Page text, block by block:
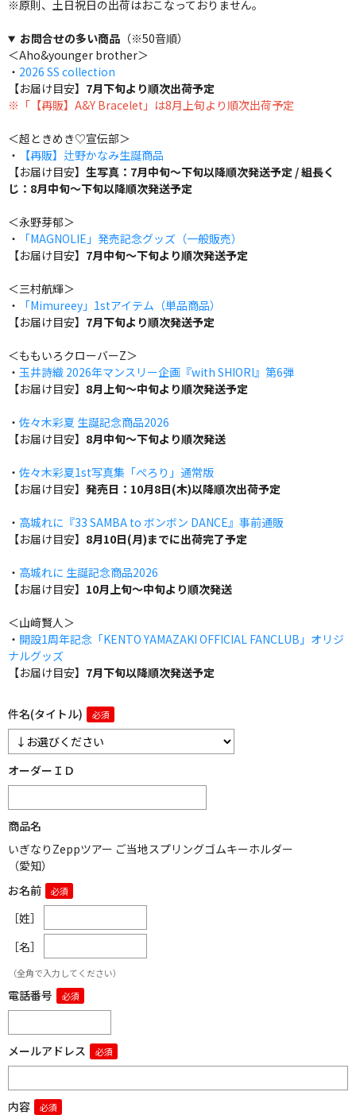
※原則、土日祝日の出荷はおこなっておりません。
お問合せの多い商品（※50音順）
＜Aho&younger brother＞
・ 2026 SS collection
【お届け目安】 7月下旬より順次出荷予定
※「【再販】A&Y Bracelet」は8月上旬より順次出荷予定
＜超ときめき♡宣伝部＞
・
【再販】辻野かなみ生誕商品
【お届け目安】 生写真：7月中旬～下旬以降順次発送予定 / 組長く
じ：8月中旬～下旬以降順次発送予定
＜永野芽郁＞
・
「MAGNOLIE」発売記念グッズ（一般販売）
【お届け目安】 7月中旬～下旬より順次発送予定
＜三村航輝＞
・
「Mimureey」1stアイテム（単品商品）
【お届け目安】 7月下旬より順次発送予定
＜ももいろクローバーZ＞
・ 玉井詩織 2026年マンスリー企画『with SHIORI』第6弾
【お届け目安】 8月上旬～中旬より順次発送予定
・ 佐々木彩夏 生誕記念商品2026
【お届け目安】 8月中旬～下旬より順次発送
・ 佐々木彩夏1st写真集「ぺろり」通常版
【お届け目安】 発売日：10月8日(木)以降順次出荷予定
・ 高城れに『33 SAMBA to ボンボン DANCE』事前通販
【お届け目安】 8月10日(月)までに出荷完了予定
・ 高城れに 生誕記念商品2026
【お届け目安】 10月上旬～中旬より順次発送
＜山﨑賢人＞
・ 開設1周年記念「KENTO YAMAZAKI OFFICIAL FANCLUB」オリジ
ナルグッズ
【お届け目安】 7月下旬以降順次発送予定
件名(タイトル)
オーダーＩＤ
商品名
いぎなりZeppツアー ご当地スプリングゴムキーホルダー
（愛知）
お名前
［姓］
［名］
（全角で入力してください）
電話番号
メールアドレス
内容